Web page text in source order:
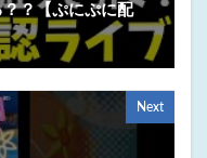
？【ぷにぷに配
Next